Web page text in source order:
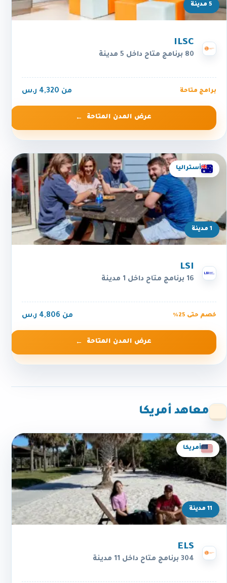
5 مدينة
ILSC
80 برنامج متاح داخل 5 مدينة
برامج متاحة من 4,320 ر.س
عرض المدن المتاحة
أستراليا
1 مدينة
LSI
16 برنامج متاح داخل 1 مدينة
خصم حتى 25% من 4,806 ر.س
عرض المدن المتاحة
معاهد أمريكا
أمريكا
11 مدينة
ELS
304 برنامج متاح داخل 11 مدينة